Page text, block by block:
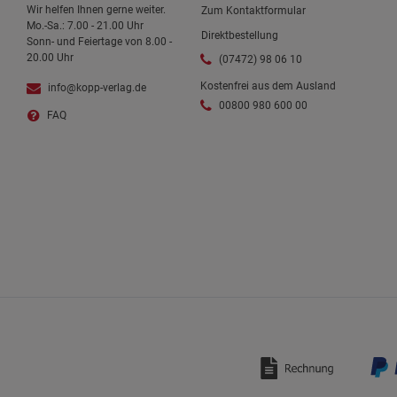
Wir helfen Ihnen gerne weiter.
Mo.-Sa.: 7.00 - 21.00 Uhr
Sonn- und Feiertage von 8.00 -
20.00 Uhr
info@kopp-verlag.de
FAQ
Zum Kontaktformular
Direktbestellung
(07472) 98 06 10
Kostenfrei aus dem Ausland
00800 980 600 00